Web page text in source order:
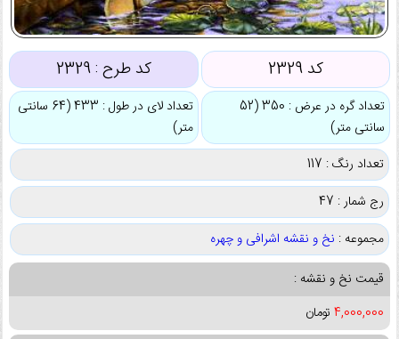
کد 2329 کد طرح :2329
تعداد گره در عرض : 350 (52
سانتی متر)
تعداد لای در طول : 433 (64 سانتی
متر)
تعداد رنگ : 117
رج شمار : 47
مجموعه : نخ و نقشه اشرافی و چهره
قیمت نخ و نقشه :
4,000,000 تومان